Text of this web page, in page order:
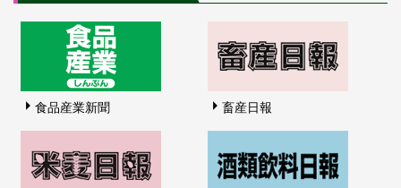
食品産業新聞 畜産日報